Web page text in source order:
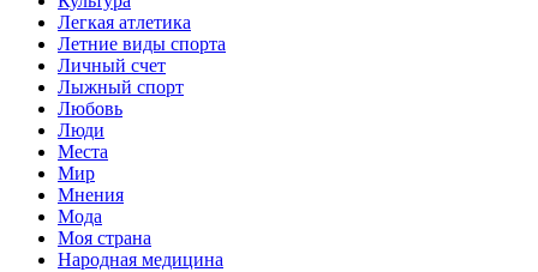
Легкая атлетика
Летние виды спорта
Личный счет
Лыжный спорт
Любовь
Люди
Места
Мир
Мнения
Мода
Моя страна
Народная медицина